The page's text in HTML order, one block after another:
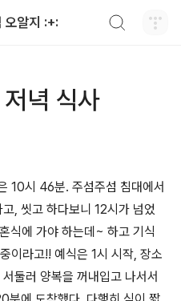
오알지 :+:
녁 식사
10시 46분. 주섬주섬 침대에서
, 씻고 하다보니 12시가 넘었
식에 가야 하는데~ 하고 기식
이라고!! 예식은 1시 시작, 장소
둘러 양복을 꺼내입고 나서서